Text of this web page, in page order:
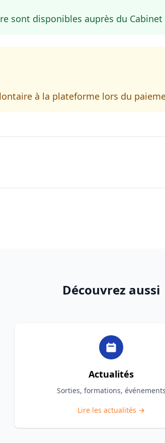
sont disponibles auprès du Cabinet
à la plateforme lors du
Découvrez aussi
Actualités
Sorties, formations, événements
Lire les actualités →